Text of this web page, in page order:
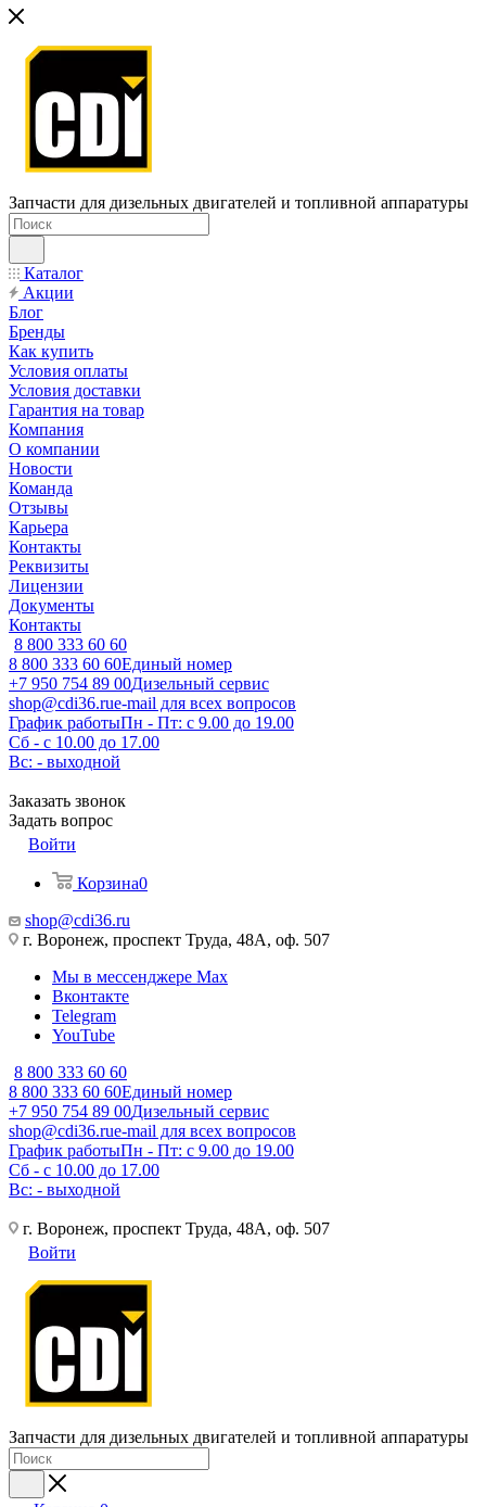
Запчасти для дизельных двигателей и топливной аппаратуры
Каталог
Акции
Блог
Бренды
Как купить
Условия оплаты
Условия доставки
Гарантия на товар
Компания
О компании
Новости
Команда
Отзывы
Карьера
Контакты
Реквизиты
Лицензии
Документы
Контакты
8 800 333 60 60
8 800 333 60 60Единый номер
+7 950 754 89 00Дизельный сервис
shop@cdi36.rue-mail для всех вопросов
График работыПн - Пт: с 9.00 до 19.00
Сб - с 10.00 до 17.00
Вс: - выходной
Заказать звонок
Задать вопрос
Войти
Корзина0
shop@cdi36.ru
г. Воронеж, проспект Труда, 48А, оф. 507
Мы в мессенджере Max
Вконтакте
Telegram
YouTube
8 800 333 60 60
8 800 333 60 60Единый номер
+7 950 754 89 00Дизельный сервис
shop@cdi36.rue-mail для всех вопросов
График работыПн - Пт: с 9.00 до 19.00
Сб - с 10.00 до 17.00
Вс: - выходной
г. Воронеж, проспект Труда, 48А, оф. 507
Войти
Запчасти для дизельных двигателей и топливной аппаратуры